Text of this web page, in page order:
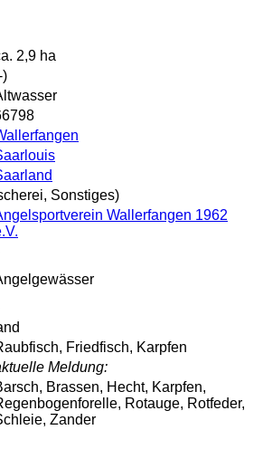
2,9 ha
)
Sonstiges)
Wallerfangen 1962
Friedfisch, Karpfen
Meldung:
Brassen, Hecht, Karpfen,
Rotauge, Rotfeder,
Zander